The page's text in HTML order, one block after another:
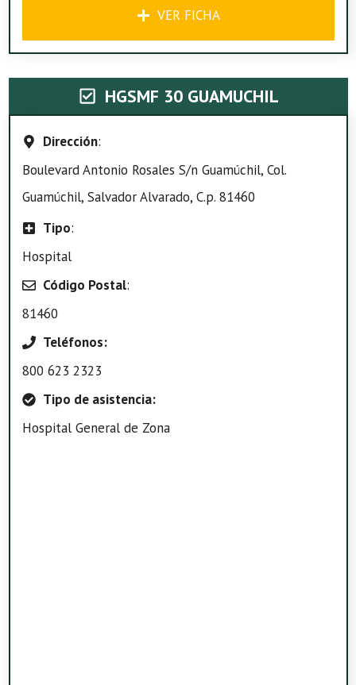
VER FICHA
HGSMF 30 GUAMUCHIL
Dirección:
Boulevard Antonio Rosales S/n Guamúchil, Col.
Guamúchil, Salvador Alvarado, C.p. 81460
Tipo:
Hospital
Código Postal:
81460
Teléfonos:
800 623 2323
Tipo de asistencia:
Hospital General de Zona